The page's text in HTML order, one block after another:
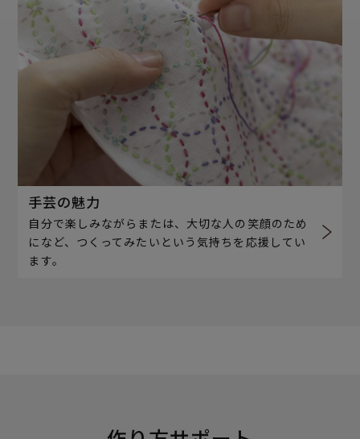
手芸の魅力
自分で楽しみながらまたは、大切な人の笑顔のため
になど、つくってみたいという気持ちを応援してい
ます。